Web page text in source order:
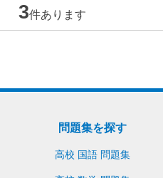
3件あります
問題集を探す
高校 国語 問題集